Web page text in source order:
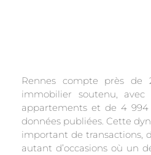
Rennes compte près
immobilier soutenu,
appartements et de 4 994
données publiées. Cette
important de transactions,
autant d’occasions où un